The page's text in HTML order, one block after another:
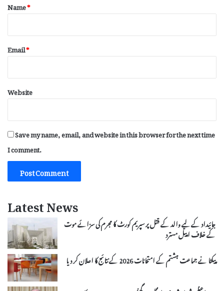
Name*
Email*
Website
Save my name, email, and website in this browser for the next time
I comment.
Latest News
جائیداد کے لیے والد کے قتل پر سپریم کورٹ کا مجرم کی سزائے موت
کے خلاف اپیل مسترد
پیکٹا نے جماعت ہشتم کے امتحانات 2026 کے نتائج کا اعلان کر دیا